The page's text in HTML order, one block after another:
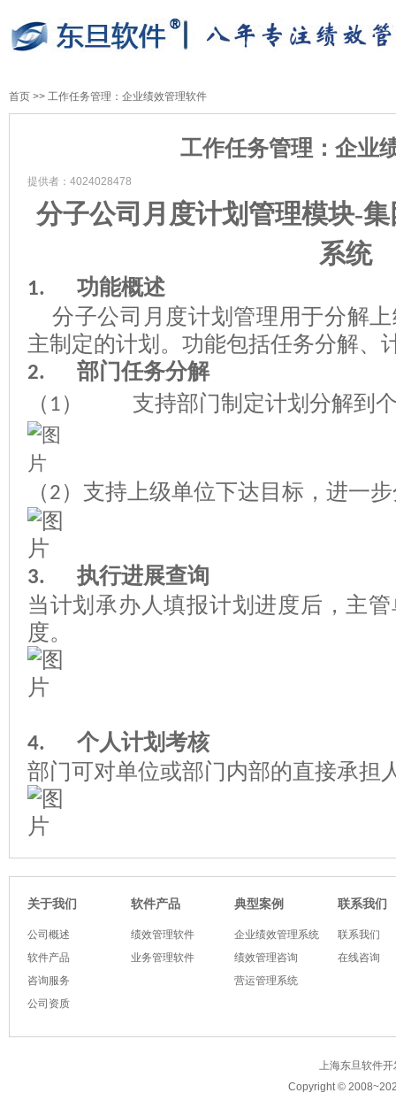
首页 >> 工作任务管理：企业绩效管理软件
工作任务管理：企业
提供者：4024028478
分子公司 月度计划管理模块-集
系统
1.
功能概述
分子公司 月度计划管理用于分解
主制定的计划 。功能包括任务分解、
2.
部门任务分解
（ 1 ） 支持部门制定计划分解到
（ 2 ）支持上级单位下达目标，进一
3.
执行进展查询
当计划承办人填报计划进度后，主
度。
4.
个人计划考核
部门可对单位或部门内部的直接承担
关于我们
公司概述
软件产品
咨询服务
公司资质
软件产品
绩效管理软件
业务管理软件
典型案例
企业绩效管理系统
绩效管理咨询
营运管理系统
联系我们
联系我们
在线咨询
上海东旦软件
Copyright © 2008~